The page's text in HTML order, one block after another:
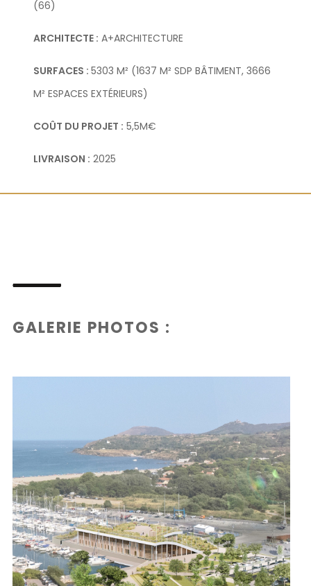
(66)
ARCHITECTE : A+ARCHITECTURE
SURFACES : 5303 M² (1637 M² SDP BÂTIMENT, 3666
M² ESPACES EXTÉRIEURS)
COÛT DU PROJET : 5,5M€
LIVRAISON : 2025
GALERIE PHOTOS :